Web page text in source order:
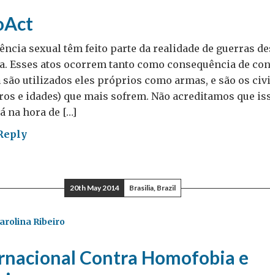
sexual têm feito parte da realidade de guerras
Esses atos ocorrem tanto como consequência de
são utilizados eles próprios como armas, e são os
e idades) que mais sofrem. Não acreditamos que
na hora de […]
20th May 2014 Brasilia, Brazil
Ribeiro
Contra Homofobia e